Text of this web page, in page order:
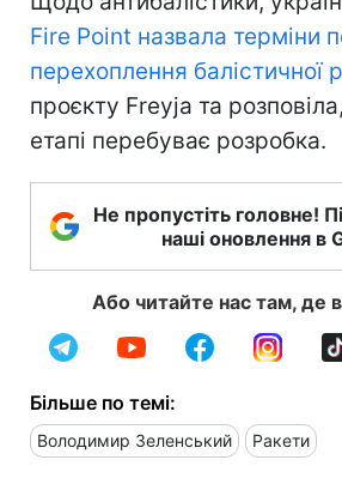
Fire Point назвала терміни
перехоплення балістичної
проєкту Freyja та
етапі перебуває розробка.
Не пропустіть головне!
наші оновлення в
Або читайте нас там, де
Більше по темі:
Володимир Зеленський Ракети